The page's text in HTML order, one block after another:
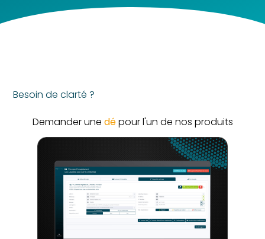
Besoin de clarté ?
Demander uned émopour l'un de nos produits